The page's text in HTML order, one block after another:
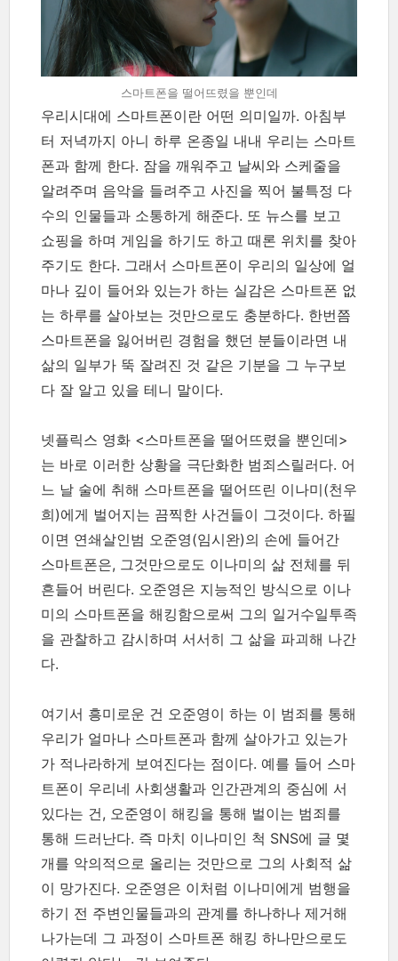
스마트폰을 떨어뜨렸을 뿐인데
우리시대에 스마트폰이란 어떤 의미일까. 아침부
터 저녁까지 아니 하루 온종일 내내 우리는 스마트
폰과 함께 한다. 잠을 깨워주고 날씨와 스케줄을
알려주며 음악을 들려주고 사진을 찍어 불특정 다
수의 인물들과 소통하게 해준다. 또 뉴스를 보고
쇼핑을 하며 게임을 하기도 하고 때론 위치를 찾아
주기도 한다. 그래서 스마트폰이 우리의 일상에 얼
마나 깊이 들어와 있는가 하는 실감은 스마트폰 없
는 하루를 살아보는 것만으로도 충분하다. 한번쯤
스마트폰을 잃어버린 경험을 했던 분들이라면 내
삶의 일부가 뚝 잘려진 것 같은 기분을 그 누구보
다 잘 알고 있을 테니 말이다.
넷플릭스 영화 <스마트폰을 떨어뜨렸을 뿐인데>
는 바로 이러한 상황을 극단화한 범죄스릴러다. 어
느 날 술에 취해 스마트폰을 떨어뜨린 이나미(천우
희)에게 벌어지는 끔찍한 사건들이 그것이다. 하필
이면 연쇄살인범 오준영(임시완)의 손에 들어간
스마트폰은, 그것만으로도 이나미의 삶 전체를 뒤
흔들어 버린다. 오준영은 지능적인 방식으로 이나
미의 스마트폰을 해킹함으로써 그의 일거수일투족
을 관찰하고 감시하며 서서히 그 삶을 파괴해 나간
다.
여기서 흥미로운 건 오준영이 하는 이 범죄를 통해
우리가 얼마나 스마트폰과 함께 살아가고 있는가
가 적나라하게 보여진다는 점이다. 예를 들어 스마
트폰이 우리네 사회생활과 인간관계의 중심에 서
있다는 건, 오준영이 해킹을 통해 벌이는 범죄를
통해 드러난다. 즉 마치 이나미인 척 SNS에 글 몇
개를 악의적으로 올리는 것만으로 그의 사회적 삶
이 망가진다. 오준영은 이처럼 이나미에게 범행을
하기 전 주변인물들과의 관계를 하나하나 제거해
나가는데 그 과정이 스마트폰 해킹 하나만으로도